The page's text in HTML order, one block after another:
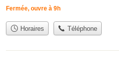
Fermée, ouvre à 9h
Horaires Téléphone